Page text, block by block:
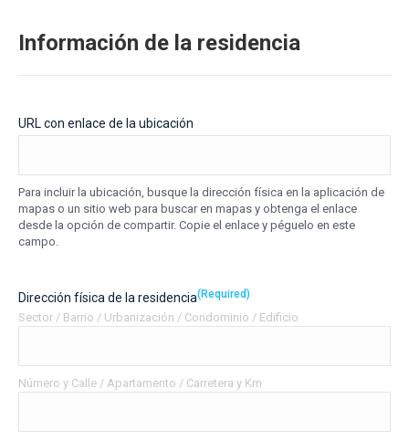
Información de la residencia
URL con enlace de la ubicación
Para incluir la ubicación, busque la dirección física en la aplicación de
mapas o un sitio web para buscar en mapas y obtenga el enlace
desde la opción de compartir. Copie el enlace y péguelo en este
campo.
Dirección física de la residencia(Required)
Sector / Barrio / Urbanización / Condominio / Edificio
Número y Calle / Apartamento / Carretera y Km